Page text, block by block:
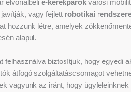
élvonalbeli e-kerékpárok városi
vagy fejlett robotikai
létre, amelyek
alapul.
biztosítjuk, hogy egyedi
átfogó szolgáltatáscsomagot
vagyunk az iránt, hogy